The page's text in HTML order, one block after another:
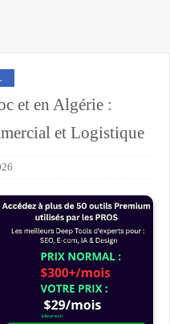
et en Algérie :
et Logistique